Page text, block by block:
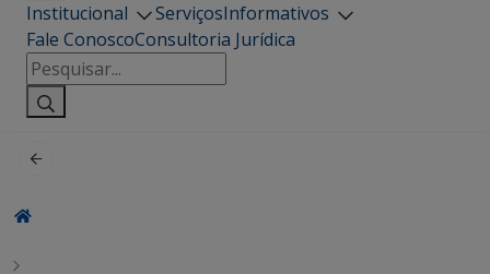
Institucional ServiçosInformativos
Fale ConoscoConsultoria Jurídica
Pesquisar
por: